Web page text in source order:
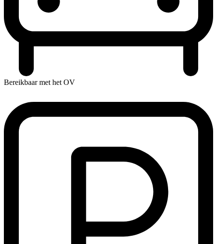
Bereikbaar met het OV